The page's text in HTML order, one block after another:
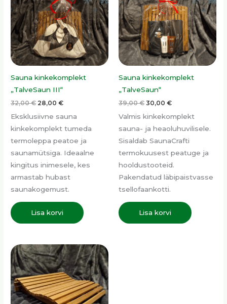
Sauna kinkekomplekt
„TalveSaun III“
32,00€ 28,00€
Eksklusiivne sauna
kinkekomplekt tumeda
termolep­p­a peatoe ja
saunamütsiga. Ideaalne
kingitus inimesele, kes
armastab hubast
saunakogemust.
Lisa korvi
Sauna kinkekomplekt
„TalveSaun“
39,00€ 30,00 €
Valmis kinkekomplekt
sauna- ja heaoluhuvilisele.
Sisaldab SaunaCrafti
termokuusest peatuge ja
hooldustooteid.
Pakendatud läbipaistvasse
tsellofaankotti.
Lisa korvi